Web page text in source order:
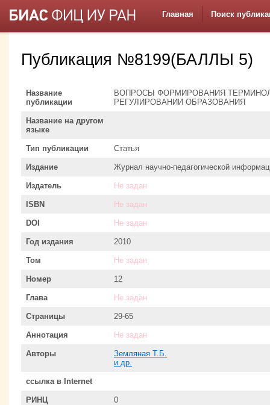
Главная Поиск
Публикация №8199(БАЛЛЫ 5)
Название
публикации
ВОПРОСЫ ФОРМИРОВАНИЯ
РЕГУЛИРОВАНИИ ОБРАЗОВАНИЯ
Название на другом
языке
Тип публикации Статья
Издание Журнал научно-педагогической
Издатель Не задан
ISBN Не задан
DOI Не задан
Год издания 2010
Том Не задан
Номер 12
Глава Не задан
Страницы 29-65
Аннотация Не задан
Авторы
Земляная Т.Б.
и др.
ссылка в Internet
РИНЦ 0